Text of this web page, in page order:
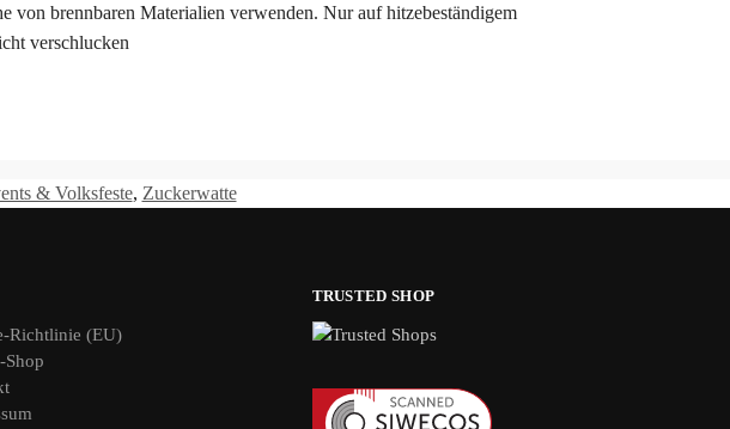
von brennbaren Materialien verwenden. Nur auf hitzebeständigem
verschlucken
& Volksfeste, Zuckerwatte
Richtlinie (EU)
Shop
TRUSTED SHOP